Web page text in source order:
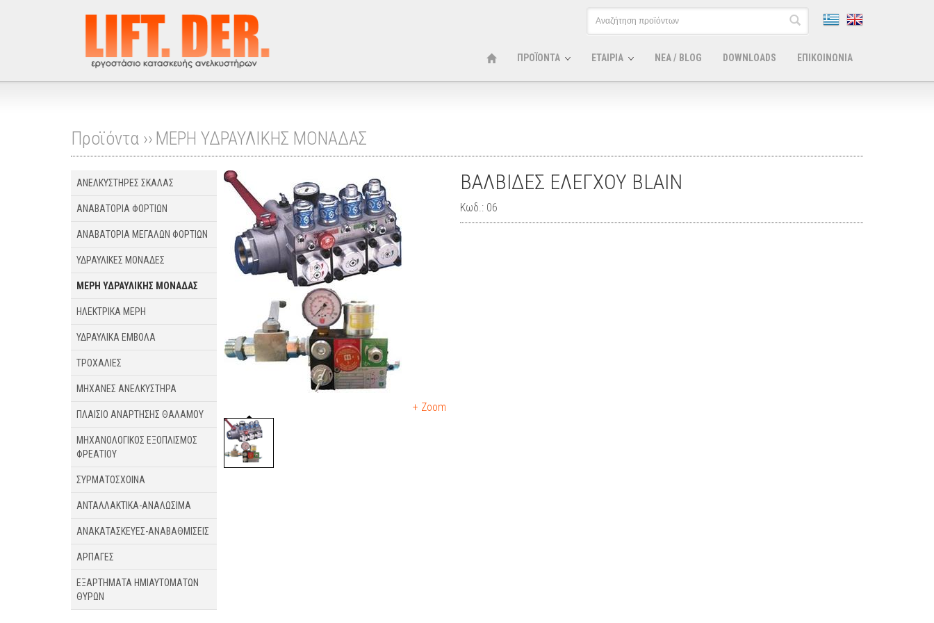
ΠΡΟΪΟΝΤΑ ΕΤΑΙΡΙΑ ΝΕΑ / BLOG DOWNLOADS ΕΠΙΚΟΙΝΩΝΙΑ
Προϊόντα ›› ΜΕΡΗ ΥΔΡΑΥΛΙΚΗΣ ΜΟΝΑΔΑΣ
ΑΝΕΛΚΥΣΤΗΡΕΣ ΣΚΑΛΑΣ
ΑΝΑΒΑΤΟΡΙΑ ΦΟΡΤΙΩΝ
ΑΝΑΒΑΤΟΡΙΑ ΜΕΓΑΛΩΝ ΦΟΡΤΙΩΝ
ΥΔΡΑΥΛΙΚΕΣ ΜΟΝΑΔΕΣ
ΜΕΡΗ ΥΔΡΑΥΛΙΚΗΣ ΜΟΝΑΔΑΣ
ΗΛΕΚΤΡΙΚΑ ΜΕΡΗ
ΥΔΡΑΥΛΙΚΑ ΕΜΒΟΛΑ
ΤΡΟΧΑΛΙΕΣ
ΜΗΧΑΝΕΣ ΑΝΕΛΚΥΣΤΗΡΑ
ΠΛΑΙΣΙΟ ΑΝΑΡΤΗΣΗΣ ΘΑΛΑΜΟΥ
ΜΗΧΑΝΟΛΟΓΙΚΟΣ ΕΞΟΠΛΙΣΜΟΣ
ΦΡΕΑΤΙΟΥ
ΣΥΡΜΑΤΟΣΧΟΙΝΑ
ΑΝΤΑΛΛΑΚΤΙΚΑ-ΑΝΑΛΩΣΙΜΑ
ΑΝΑΚΑΤΑΣΚΕΥΕΣ-ΑΝΑΒΑΘΜΙΣΕΙΣ
ΑΡΠΑΓΕΣ
ΕΞΑΡΤΗΜΑΤΑ ΗΜΙΑΥΤΟΜΑΤΩΝ
ΘΥΡΩΝ
+ Zoom
ΒΑΛΒΙΔΕΣ ΕΛΕΓΧΟΥ BLAIN
Κωδ.: 06